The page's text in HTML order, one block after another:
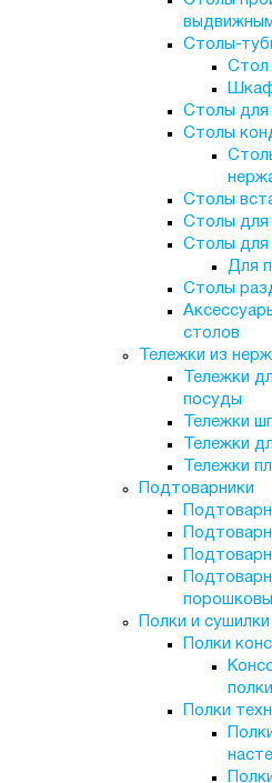
Столы-
Стол
Столы для
Столы
Столы
Столы для
Столы для
Для
Столы
столов
Тележки из
Тележки
посуды
Тележки
Тележки
Тележки
Подтоварники
Полки и сушилки
Полки
полки
Полки